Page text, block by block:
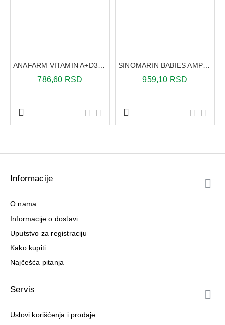
786,60 RSD
SINOMARIN BABIES AMPULE 18 X 5 ML
959,10 RSD
Informacije
O nama
Informacije o dostavi
Uputstvo za registraciju
Kako kupiti
Najčešća pitanja
Servis
Uslovi korišćenja i prodaje